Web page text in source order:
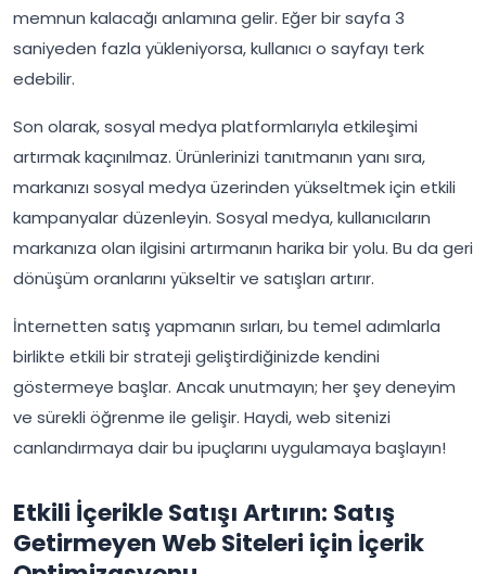
memnun kalacağı anlamına gelir. Eğer bir sayfa 3
saniyeden fazla yükleniyorsa, kullanıcı o sayfayı terk
edebilir.
Son olarak, sosyal medya platformlarıyla etkileşimi
artırmak kaçınılmaz. Ürünlerinizi tanıtmanın yanı sıra,
markanızı sosyal medya üzerinden yükseltmek için etkili
kampanyalar düzenleyin. Sosyal medya, kullanıcıların
markanıza olan ilgisini artırmanın harika bir yolu. Bu da geri
dönüşüm oranlarını yükseltir ve satışları artırır.
İnternetten satış yapmanın sırları, bu temel adımlarla
birlikte etkili bir strateji geliştirdiğinizde kendini
göstermeye başlar. Ancak unutmayın; her şey deneyim
ve sürekli öğrenme ile gelişir. Haydi, web sitenizi
canlandırmaya dair bu ipuçlarını uygulamaya başlayın!
Etkili İçerikle Satışı Artırın: Satış
Getirmeyen Web Siteleri için İçerik